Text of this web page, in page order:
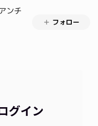
ンチ
フォロー
グイン